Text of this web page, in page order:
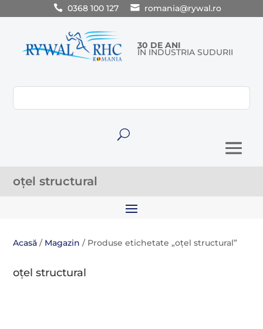
0368 100 127 romania@rywal.ro
30 DE ANI
ÎN INDUSTRIA SUDURII
U
oțel structural
Acasă / Magazin / Produse etichetate „oțel structural”
oțel structural